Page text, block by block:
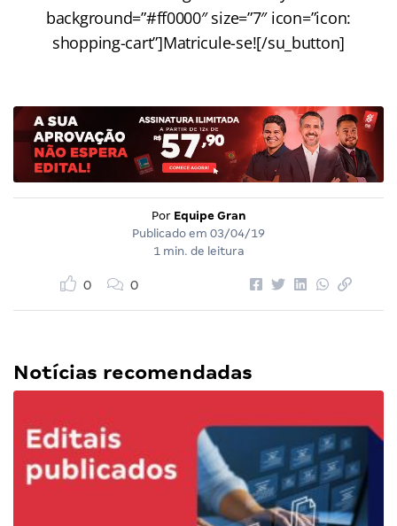
background=”#ff0000″ size=”7″ icon=”icon:
shopping-cart”]Matricule-se![/su_button]
Por Equipe Gran
Publicado em 03/04/19
1 min. de leitura
0 0
Notícias recomendadas